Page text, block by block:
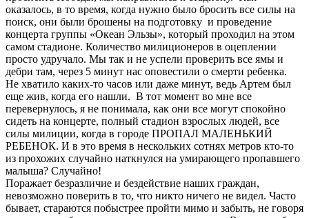
оказалось, в то время, когда нужно было бросить все силы на
поиск, они были брошены на подготовку и проведение
концерта группы «Океан Эльзы», который проходил на этом
самом стадионе. Количество милиционеров в оцеплении
просто удручало. Мы так и не успели проверить все ямы и
дебри там, через 5 минут нас оповестили о смерти ребенка.
Не хватило каких-то часов или даже минут, ведь Артем был
еще жив, когда его нашли. В тот момент во мне все
перевернулось, я не понимала, как они все могут спокойно
сидеть на концерте, полный стадион взрослых людей, все
силы милиции, когда в городе ПРОПАЛ МАЛЕНЬКИЙ
РЕБЕНОК. И в это время в нескольких сотнях метров кто-то
из прохожих случайно наткнулся на умирающего пропавшего
малыша? Случайно!
Поражает безразличие и бездействие наших граждан,
невозможно поверить в то, что никто ничего не видел. Часто
бывает, стараются побыстрее пройти мимо и забыть, не говоря